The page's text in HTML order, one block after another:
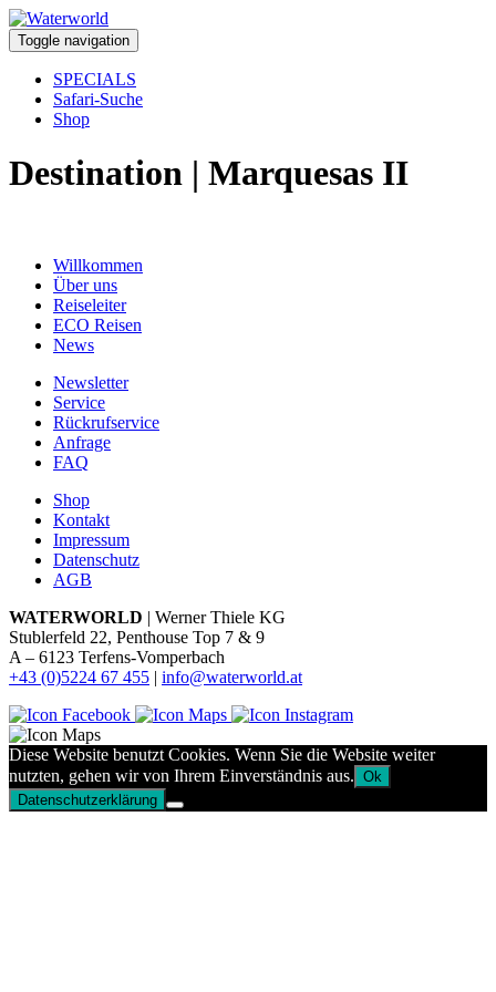
Toggle navigation
SPECIALS
Safari-Suche
Shop
Destination | Marquesas II
Willkommen
Über uns
Reiseleiter
ECO Reisen
News
Newsletter
Service
Rückrufservice
Anfrage
FAQ
Shop
Kontakt
Impressum
Datenschutz
AGB
WATERWORLD | Werner Thiele KG
Stublerfeld 22, Penthouse Top 7 & 9
A – 6123 Terfens-Vomperbach
+43 (0)5224 67 455 | info@waterworld.at
Diese Website benutzt Cookies. Wenn Sie die Website weiter
nutzten, gehen wir von Ihrem Einverständnis aus. Ok
Datenschutzerklärung